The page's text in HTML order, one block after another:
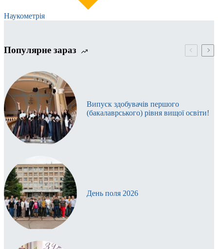
Наукометрія
Популярне зараз
Випуск здобувачів першого
(бакалаврського) рівня вищої освіти!
День поля 2026